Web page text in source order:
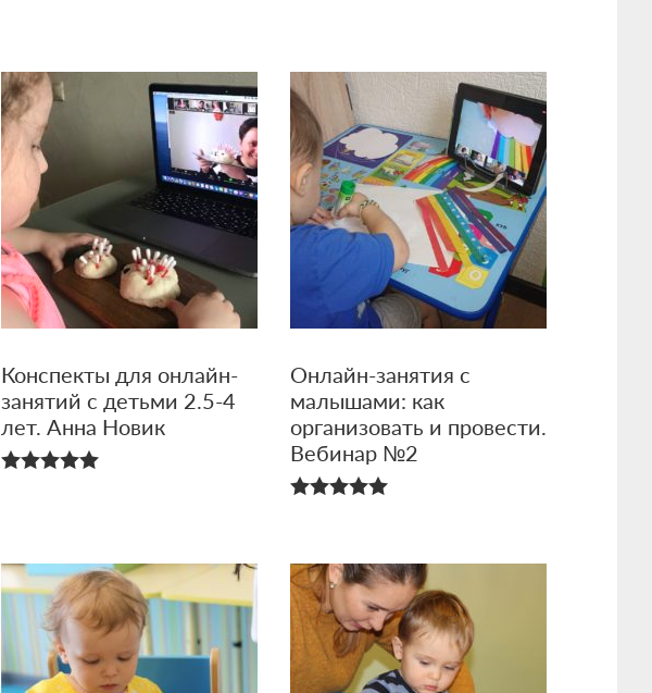
Конспекты для онлайн-
занятий с детьми 2.5-4
лет. Анна Новик
Онлайн-занятия с
малышами: как
организовать и провести.
Вебинар №2